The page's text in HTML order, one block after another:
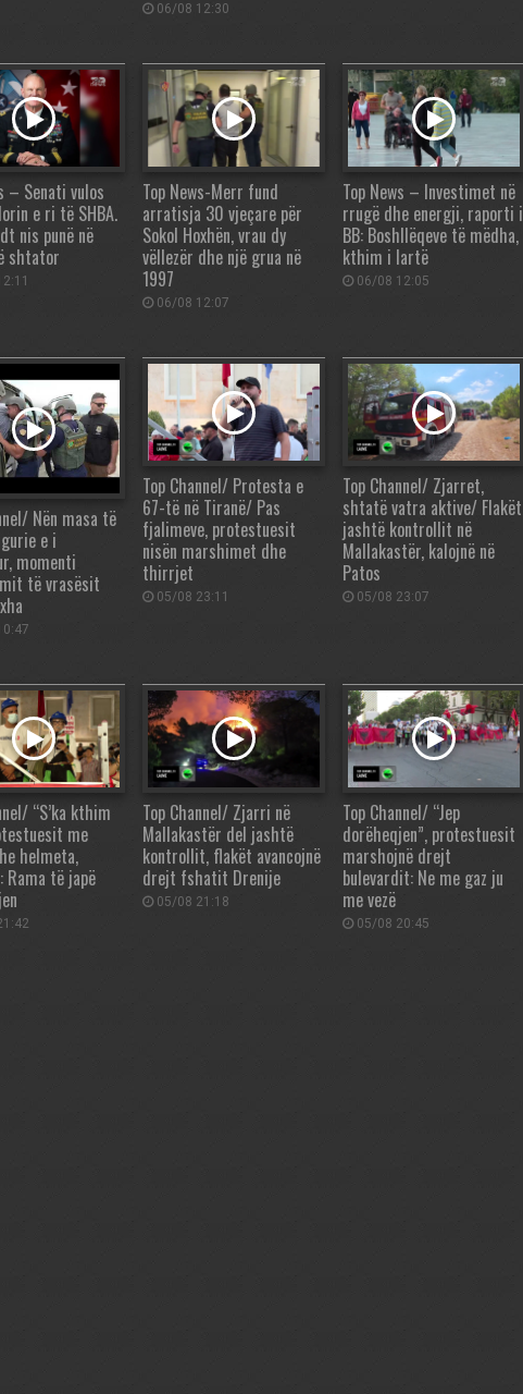
06/08 12:30
– Senati vulos
e ri të SHBA.
nis punë në
shtator
Top News-Merr fund
arratisja 30 vjeçare për
Sokol Hoxhën, vrau dy
vëllezër dhe një grua në
1997
06/08 12:07
Top News – Investimet në
rrugë dhe energji, raporti i
BB: Boshllëqeve të mëdha,
kthim i lartë
06/08 12:05
Nën masa të
e i
momenti
të vrasësit
Top Channel/ Protesta e
67-të në Tiranë/ Pas
fjalimeve, protestuesit
nisën marshimet dhe
thirrjet
05/08 23:11
Top Channel/ Zjarret,
shtatë vatra aktive/ Flakët
jashtë kontrollit në
Mallakastër, kalojnë në
Patos
05/08 23:07
“S’ka kthim
me
helmeta,
të japë
Top Channel/ Zjarri në
Mallakastër del jashtë
kontrollit, flakët avancojnë
drejt fshatit Drenije
05/08 21:18
Top Channel/ “Jep
dorëheqjen”, protestuesit
marshojnë drejt
bulevardit: Ne me gaz ju
me vezë
05/08 20:45